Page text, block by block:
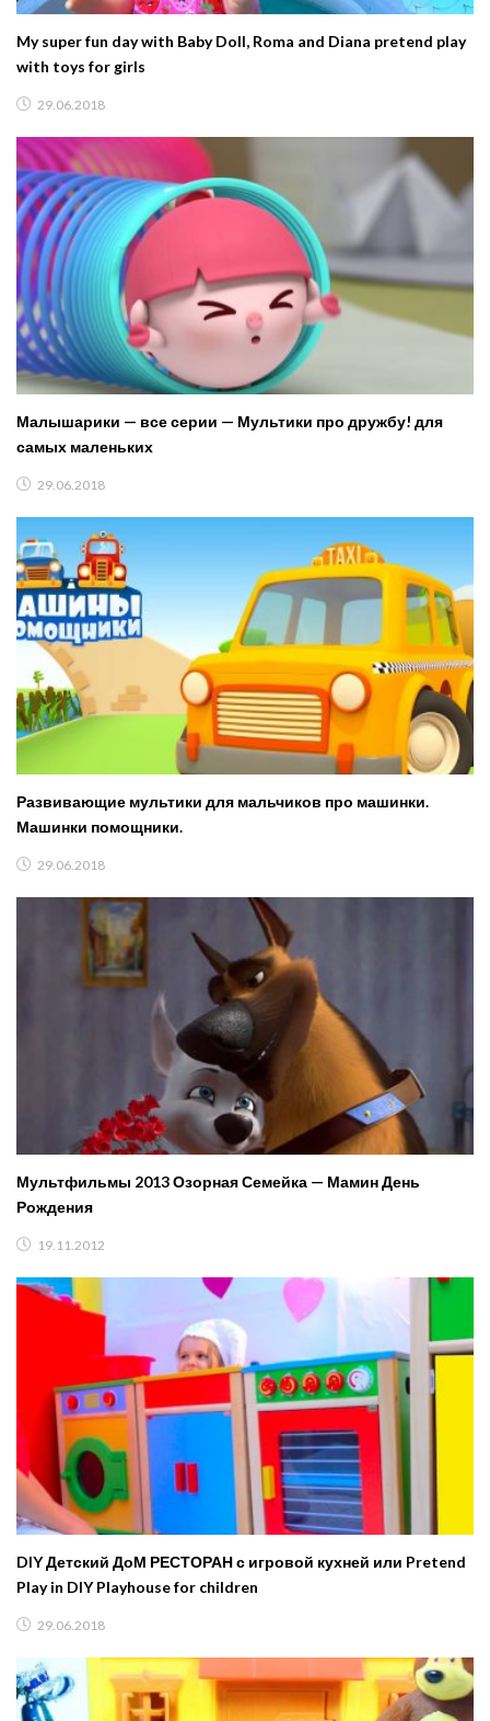
My super fun day with Baby Doll, Roma and Diana pretend play
with toys for girls
29.06.2018
Малышарики — все серии — Мультики про дружбу! для
самых маленьких
29.06.2018
Развивающие мультики для мальчиков про машинки.
Машинки помощники.
29.06.2018
Мультфильмы 2013 Озорная Семейка — Мамин День
Рождения
19.11.2012
DIY Детский ДоМ РЕСТОРАН с игровой кухней или Pretend
Play in DIY Playhouse for children
29.06.2018